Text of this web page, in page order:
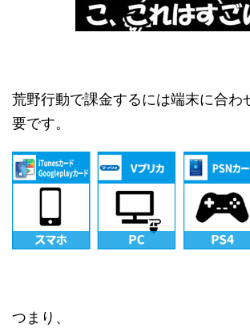
荒野行動で課金するには端末に合わ
要です。
つまり、